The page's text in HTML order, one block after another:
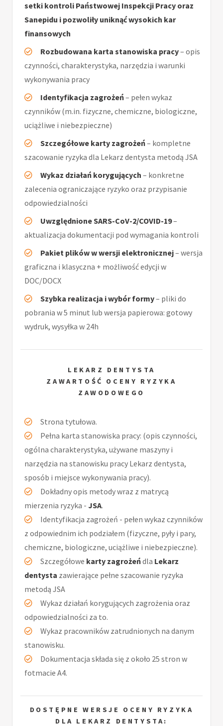
setki kontroli Państwowej Inspekcji Pracy oraz
Sanepidu i pozwoliły uniknąć wysokich kar
finansowych
Rozbudowana karta stanowiska pracy– opis
czynności, charakterystyka, narzędzia i warunki
wykonywania pracy
Identyfikacja zagrożeń– pełen wykaz
czynników (m.in. fizyczne, chemiczne, biologiczne,
uciążliwe i niebezpieczne)
Szczegółowe karty zagrożeń– kompletne
szacowanie ryzyka dla Lekarz dentysta metodą JSA
Wykaz działań korygujących – konkretne
zalecenia ograniczające ryzyko oraz przypisanie
odpowiedzialności
Uwzględnione SARS-CoV-2/COVID-19–
aktualizacja dokumentacji pod wymagania kontroli
Pakiet plików w wersji elektronicznej– wersja
graficzna i klasyczna + możliwość edycji w
DOC/DOCX
Szybka realizacja i wybór formy– pliki do
pobrania w 5 minut lub wersja papierowa: gotowy
wydruk, wysyłka w 24h
LEKARZ DENTYSTA
ZAWARTOŚĆ OCENY RYZYKA
ZAWODOWEGO
Strona tytułowa.
Pełna karta stanowiska pracy: (opis czynności,
ogólna charakterystyka, używane maszyny i
narzędzia na stanowisku pracy Lekarz dentysta,
sposób i miejsce wykonywania pracy).
Dokładny opis metody wraz z matrycą
mierzenia ryzyka - JSA.
Identyfikacja zagrożeń - pełen wykaz czynników
z odpowiednim ich podziałem (fizyczne, pyły i pary,
chemiczne, biologiczne, uciążliwe i niebezpieczne).
Szczegółowe karty zagrożeńdla Lekarz
dentysta zawierające pełne szacowanie ryzyka
metodą JSA
Wykaz działań korygujących zagrożenia oraz
odpowiedzialności za to.
Wykaz pracowników zatrudnionych na danym
stanowisku.
Dokumentacja składa się z około 25 stron w
fotmacie A4.
DOSTĘPNE WERSJE OCENY RYZYKA
DLA LEKARZ DENTYSTA: